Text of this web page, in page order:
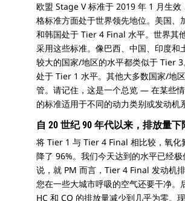
欧盟 Stage V 标准于 2019 年 1 月生效
格标准方面处于世界领先地位。美国、
和韩国处于 Tier 4 Final 水平。世界其
采用这些标准。像巴西、中国、印度和
较大的国家/地区的水平都类似于 Tier
处于 Tier 1 水平。其他大多数国家/地
管。请记住，这是一个总览 — 在某些
的标准适用于不同的动力类别或发动机
自 20 世纪 90 年代以来，排放量下
将 Tier 1 与 Tier 4 Final 相比较，氧化
降了 96%。我们今天达到的水平已经极
说，就 PM 而言，Tier 4 Final 发动机
您在一些大城市呼吸的空气还要干净。
HC 和 CO 的排放量减少到几乎为零。